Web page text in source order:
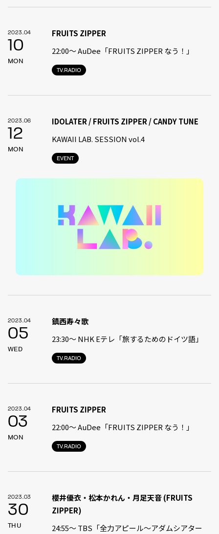
2023.04
10
MON
TV.RADIO
FRUITS ZIPPER
22:00〜 AuDee「FRUITS ZIPPER なう！」
2023.06
12
MON
EVENT
IDOLATER / FRUITS ZIPPER / CANDY TUNE
KAWAII LAB. SESSION vol.4
2023.04
05
WED
TV.RADIO
鎮西寿々歌
23:30〜 NHK Eテレ「旅するためのドイツ語」
2023.04
03
MON
TV.RADIO
FRUITS ZIPPER
22:00〜 AuDee「FRUITS ZIPPER なう！」
2023.03
30
THU
櫻井優衣・松本かれん・月足天音 (FRUITS
ZIPPER)
24:55〜 TBS「全力アピール〜アダムシアター